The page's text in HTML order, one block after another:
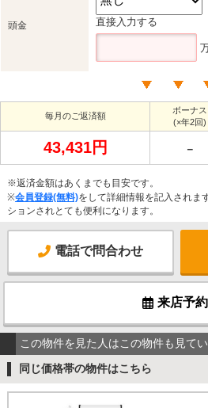
頭金 直接入力する
毎月のご返済額
ボーナス
(×年2回)
43,431円 －
※返済金額はあくまでも目安です。
※会員登録(無料)をして詳細情報を記入されま
ションされとても便利になります。
電話で問合わせ
来店予約
この物件を見た人はこの物件も見て
同じ価格帯の物件はこちら